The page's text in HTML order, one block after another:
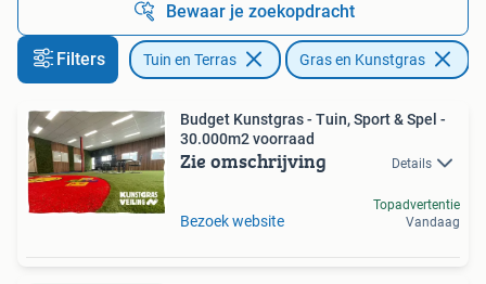
Bewaar je zoekopdracht
Filters Tuin en Terras Gras en Kunstgras
Budget Kunstgras - Tuin, Sport & Spel -
30.000m2 voorraad
Zie omschrijving Details
Bezoek website
Topadvertentie
Vandaag